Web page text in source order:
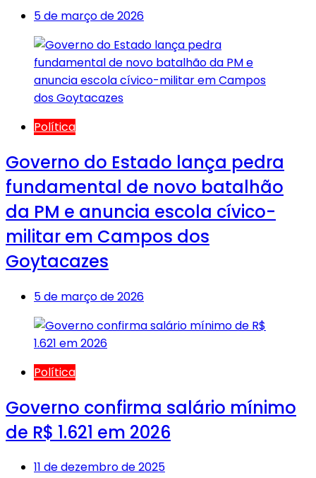
5 de março de 2026
Política
Governo do Estado lança pedra
fundamental de novo batalhão
da PM e anuncia escola cívico-
militar em Campos dos
Goytacazes
5 de março de 2026
Política
Governo confirma salário mínimo
de R$ 1.621 em 2026
11 de dezembro de 2025